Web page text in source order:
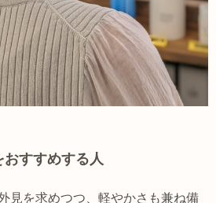
すすめする人
見を求めつつ、軽やかさも兼ね備